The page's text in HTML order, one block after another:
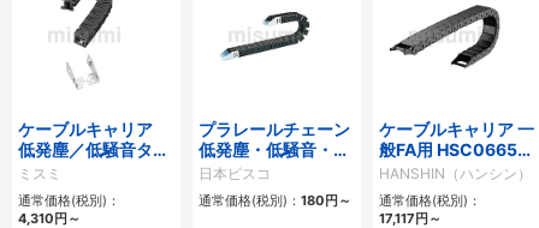
ケーブルキャリア
低発塵／低騒音タイ
プ
ミスミ
通常価格(税別)：
4,310 円 ～
プラレールチェーン
低発塵・低騒音・フ
ラップ開閉・ヒンジ
連結タイプ SCシリ
ーズ
日本ピスコ
通常価格(税別)： 180 円 ～
ケーブルキャリア 一
般FA用 HSC0665シ
リーズ
HANSHIN（ハンシン）
通常価格(税別)：
17,117 円 ～